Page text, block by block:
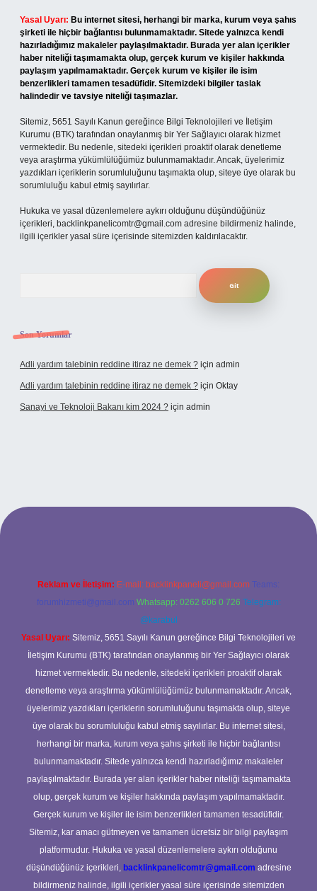
Yasal Uyarı: Bu internet sitesi, herhangi bir marka, kurum veya şahıs
şirketi ile hiçbir bağlantısı bulunmamaktadır. Sitede yalnızca kendi
hazırladığımız makaleler paylaşılmaktadır. Burada yer alan içerikler
haber niteliği taşımamakta olup, gerçek kurum ve kişiler hakkında
paylaşım yapılmamaktadır. Gerçek kurum ve kişiler ile isim
benzerlikleri tamamen tesadüfidir. Sitemizdeki bilgiler taslak
halindedir ve tavsiye niteliği taşımazlar.
Sitemiz, 5651 Sayılı Kanun gereğince Bilgi Teknolojileri ve İletişim
Kurumu (BTK) tarafından onaylanmış bir Yer Sağlayıcı olarak hizmet
vermektedir. Bu nedenle, sitedeki içerikleri proaktif olarak denetleme
veya araştırma yükümlülüğümüz bulunmamaktadır. Ancak, üyelerimiz
yazdıkları içeriklerin sorumluluğunu taşımakta olup, siteye üye olarak bu
sorumluluğu kabul etmiş sayılırlar.
Hukuka ve yasal düzenlemelere aykırı olduğunu düşündüğünüz
içerikleri, backlinkpanelicomtr@gmail.com adresine bildirmeniz halinde,
ilgili içerikler yasal süre içerisinde sitemizden kaldırılacaktır.
Son Yorumlar
Adli yardım talebinin reddine itiraz ne demek ? için admin
Adli yardım talebinin reddine itiraz ne demek ? için Oktay
Sanayi ve Teknoloji Bakanı kim 2024 ? için admin
giriş
Reklam ve İletişim: E-mail: backlinkpaneli@gmail.com Teams:
forumhizmeti@gmail.com Whatsapp: 0262 606 0 726 Telegram:
@karabul
Yasal Uyarı: Sitemiz, 5651 Sayılı Kanun gereğince Bilgi Teknolojileri ve
İletişim Kurumu (BTK) tarafından onaylanmış bir Yer Sağlayıcı olarak
hizmet vermektedir. Bu nedenle, sitedeki içerikleri proaktif olarak
denetleme veya araştırma yükümlülüğümüz bulunmamaktadır. Ancak,
üyelerimiz yazdıkları içeriklerin sorumluluğunu taşımakta olup, siteye
üye olarak bu sorumluluğu kabul etmiş sayılırlar. Bu internet sitesi,
herhangi bir marka, kurum veya şahıs şirketi ile hiçbir bağlantısı
bulunmamaktadır. Sitede yalnızca kendi hazırladığımız makaleler
paylaşılmaktadır. Burada yer alan içerikler haber niteliği taşımamakta
olup, gerçek kurum ve kişiler hakkında paylaşım yapılmamaktadır.
Gerçek kurum ve kişiler ile isim benzerlikleri tamamen tesadüfidir.
Sitemiz, kar amacı gütmeyen ve tamamen ücretsiz bir bilgi paylaşım
platformudur. Hukuka ve yasal düzenlemelere aykırı olduğunu
düşündüğünüz içerikleri, backlinkpanelicomtr@gmail.com adresine
bildirmeniz halinde, ilgili içerikler yasal süre içerisinde sitemizden